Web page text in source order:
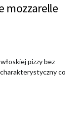
mozzarelle
pizzy bez
co